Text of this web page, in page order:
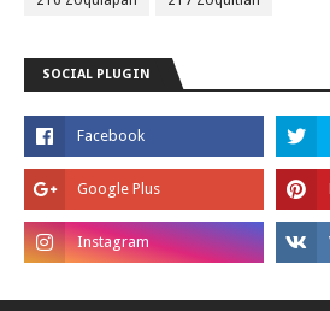
SOCIAL PLUGIN